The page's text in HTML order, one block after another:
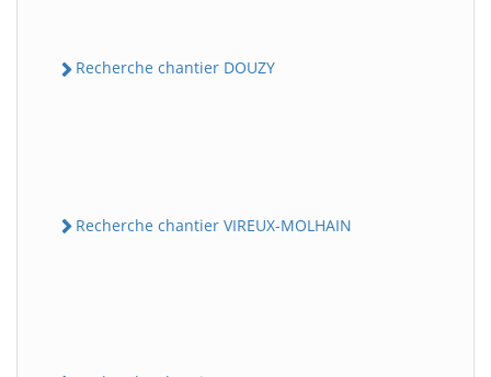
Recherche chantier DOUZY
Recherche chantier VIREUX-MOLHAIN